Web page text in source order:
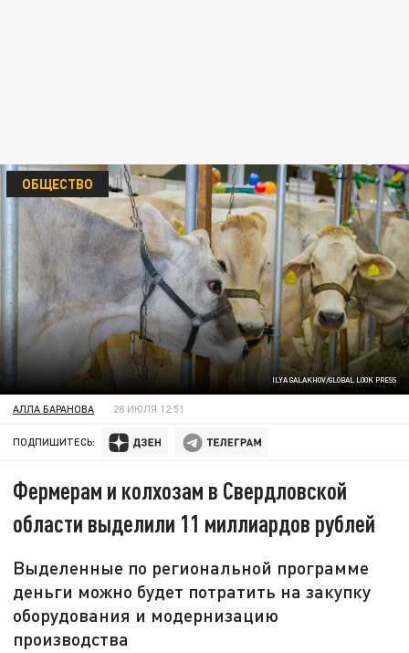
ILYA GALAKHOV/GLOBAL LOOK PRESS
ОБЩЕСТВО
АЛЛА БАРАНОВА 28 ИЮЛЯ 12:51
ПОДПИШИТЕСЬ:
Фермерам и колхозам в Свердловской
области выделили 11 миллиардов рублей
Выделенные по региональной программе
деньги можно будет потратить на закупку
оборудования и модернизацию
производства